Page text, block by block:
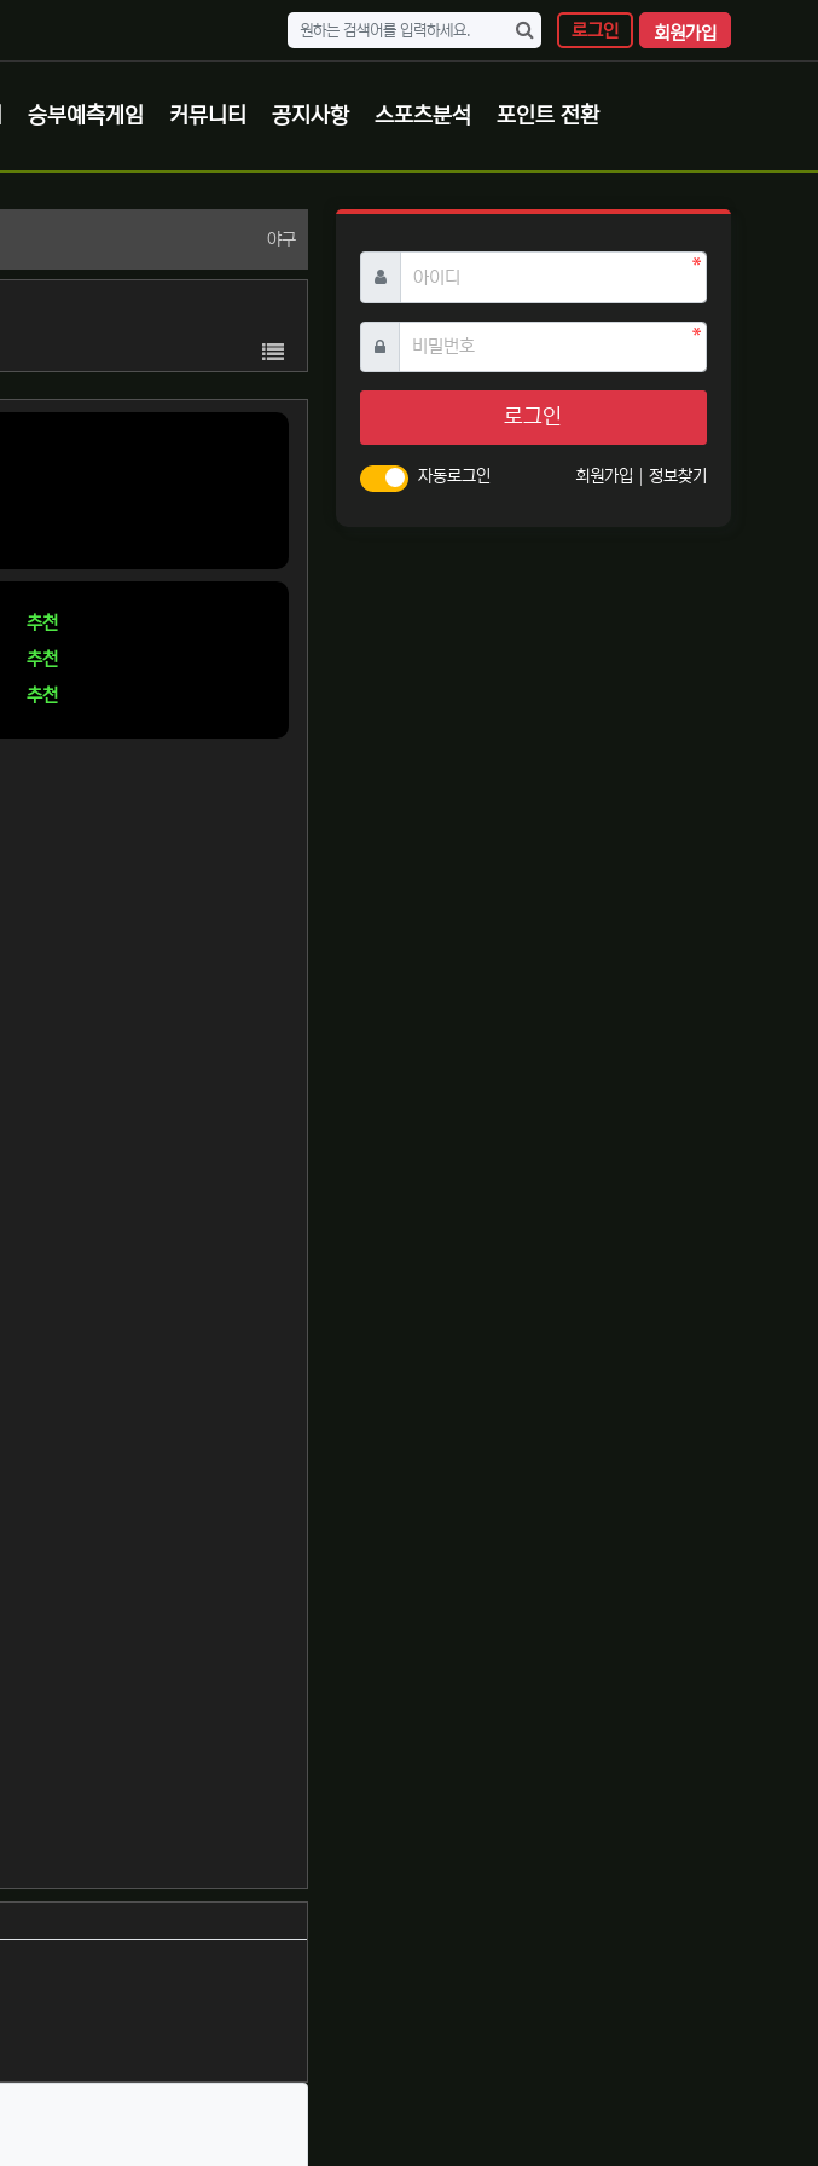
로그인 회원가입
승부예측게임 커뮤니티 공지사항 스포츠분석 포인트 전환
야구분류
목록
추천
추천
추천
아이디 필수
비밀번호필수
로그인
자동로그인 회원가입 정보찾기